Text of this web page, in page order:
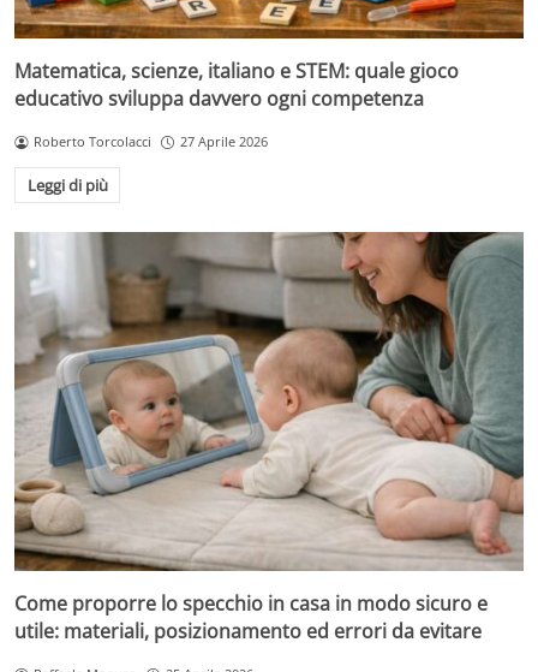
Matematica, scienze, italiano e STEM: quale gioco
educativo sviluppa davvero ogni competenza
Roberto Torcolacci 27 Aprile 2026
Leggi di più
Come proporre lo specchio in casa in modo sicuro e
utile: materiali, posizionamento ed errori da evitare